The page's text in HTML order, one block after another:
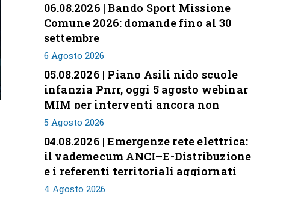
06.08.2026 | Bando Sport Missione
Comune 2026: domande fino al 30
settembre
6 Agosto 2026
05.08.2026 | Piano Asili nido scuole
infanzia Pnrr, oggi 5 agosto webinar
MIM per interventi ancora non
conclusi
5 Agosto 2026
04.08.2026 | Emergenze rete elettrica:
il vademecum ANCI–E-Distribuzione
e i referenti territoriali aggiornati
4 Agosto 2026